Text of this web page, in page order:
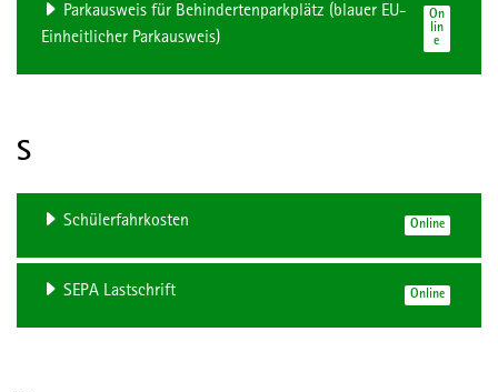
Parkausweis für Behindertenparkplätz (blauer EU-
Einheitlicher Parkausweis)
On
lin
e
S
Schülerfahrkosten Online
SEPA Lastschrift Online